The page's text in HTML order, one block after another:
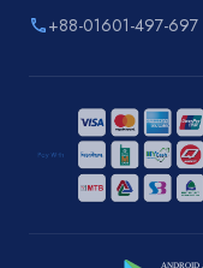
phone+88-01601-497-697